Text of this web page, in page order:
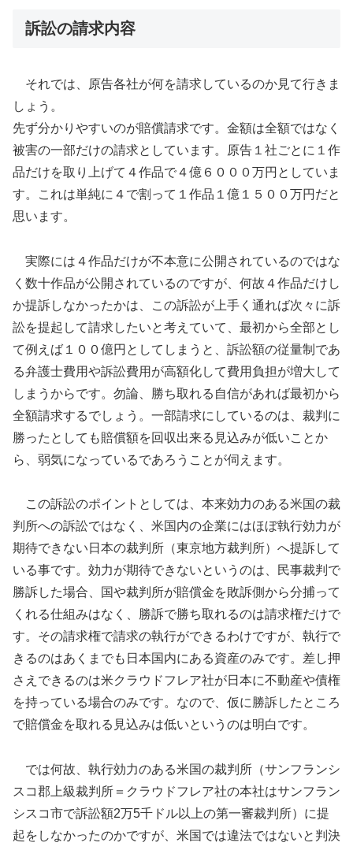
訴訟の請求内容
それでは、原告各社が何を請求しているのか見て行きま
しょう。
先ず分かりやすいのが賠償請求です。金額は全額ではなく
被害の一部だけの請求としています。原告１社ごとに１作
品だけを取り上げて４作品で４億６０００万円としていま
す。これは単純に４で割って１作品１億１５００万円だと
思います。
実際には４作品だけが不本意に公開されているのではな
く数十作品が公開されているのですが、何故４作品だけし
か提訴しなかったかは、この訴訟が上手く通れば次々に訴
訟を提起して請求したいと考えていて、最初から全部とし
て例えば１００億円としてしまうと、訴訟額の従量制であ
る弁護士費用や訴訟費用が高額化して費用負担が増大して
しまうからです。勿論、勝ち取れる自信があれば最初から
全額請求するでしょう。一部請求にしているのは、裁判に
勝ったとしても賠償額を回収出来る見込みが低いことか
ら、弱気になっているであろうことが伺えます。
この訴訟のポイントとしては、本来効力のある米国の裁
判所への訴訟ではなく、米国内の企業にはほぼ執行効力が
期待できない日本の裁判所（東京地方裁判所）へ提訴して
いる事です。効力が期待できないというのは、民事裁判で
勝訴した場合、国や裁判所が賠償金を敗訴側から分捕って
くれる仕組みはなく、勝訴で勝ち取れるのは請求権だけで
す。その請求権で請求の執行ができるわけですが、執行で
きるのはあくまでも日本国内にある資産のみです。差し押
さえできるのは米クラウドフレア社が日本に不動産や債権
を持っている場合のみです。なので、仮に勝訴したところ
で賠償金を取れる見込みは低いというのは明白です。
では何故、執行効力のある米国の裁判所（サンフランシ
スコ郡上級裁判所＝クラウドフレア社の本社はサンフラン
シスコ市で訴訟額2万5千ドル以上の第一審裁判所）に提
起をしなかったのかですが、米国では違法ではないと判決